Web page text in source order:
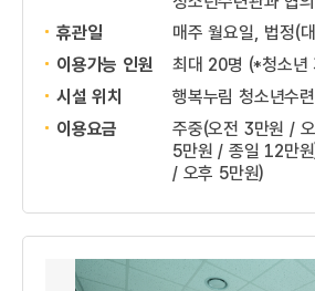
휴관일
매주 월요일, 법정(
이용가능 인원
최대 20명 (*청소년
시설 위치
행복누림 청소년수
이용요금
주중(오전 3만원 /
5만원 / 종일 12만
/ 오후 5만원)